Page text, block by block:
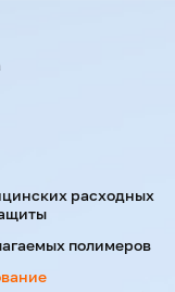
расходных
полимеров